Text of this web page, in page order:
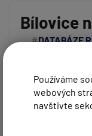
Používáme
webových
navštivte
Vaše jméno:
Váš e-mail:
Bílovice
DATABÁZE
připomíná
před 6 roky